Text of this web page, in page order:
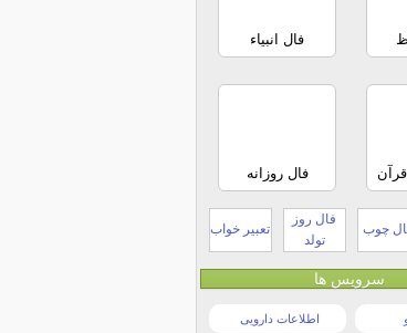
فال انبیاء
فال روزانه
چوب
فال روز
تولد
تعبیر خواب
سرویس ها
اطلاعات دارویی